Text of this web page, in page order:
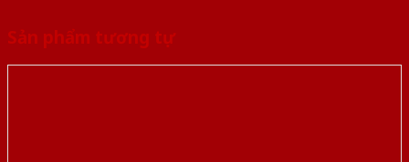
Sản phẩm tương tự